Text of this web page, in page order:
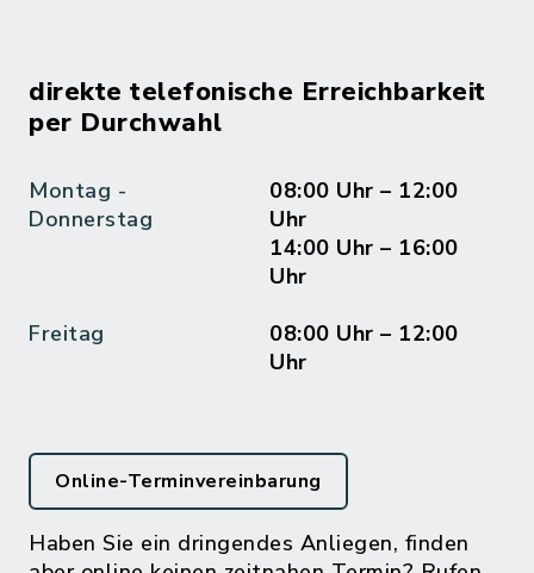
direkte telefonische Erreichbarkeit
per Durchwahl
Montag -
Donnerstag
08:00 Uhr – 12:00
Uhr
14:00 Uhr – 16:00
Uhr
Freitag
08:00 Uhr – 12:00
Uhr
Online-Terminvereinbarung
Haben Sie ein dringendes Anliegen, finden